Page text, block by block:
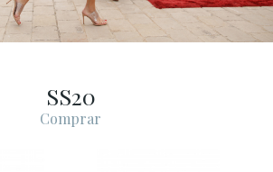
ESPAÑOL ENGLISH
SS20
Comprar